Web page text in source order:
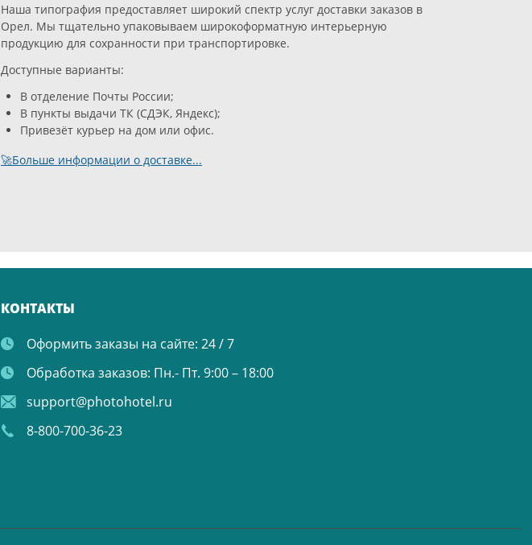
Наша типография предоставляет широкий спектр услуг доставки заказов в
Орел. Мы тщательно упаковываем широкоформатную интерьерную
продукцию для сохранности при транспортировке.
Доступные варианты:
В отделение Почты России;
В пункты выдачи ТК (СДЭК, Яндекс);
Привезёт курьер на дом или офис.
🚀Больше информации о доставке...
КОНТАКТЫ
Оформить заказы на сайте: 24 / 7
Обработка заказов: Пн.- Пт. 9:00 – 18:00
support@photohotel.ru
8-800-700-36-23